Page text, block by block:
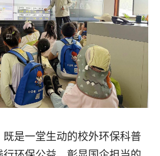
是一堂生动的校外环保科普